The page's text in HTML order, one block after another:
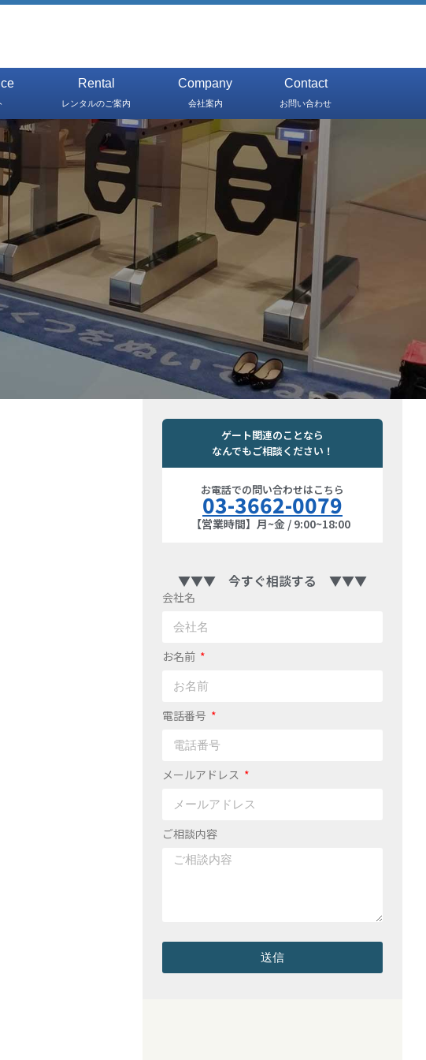
Rental
レンタルのご案内
Company
会社案内
Contact
お問い合わせ
ゲート関連のことなら
なんでもご相談ください！
お電話での問い合わせはこちら
03-3662-0079
【営業時間】月~金 / 9:00~18:00
▼▼▼ 今すぐ相談する ▼▼▼
会社名
お名前
電話番号
メールアドレス
ご相談内容
送信